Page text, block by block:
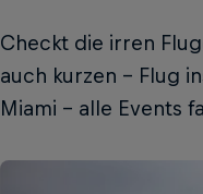
Checkt die irren
auch kurzen – Flug
Miami – alle Events